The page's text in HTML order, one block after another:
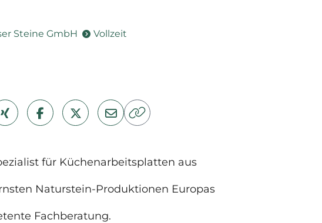
Steine GmbH Vollzeit
für Küchenarbeitsplatten aus
Naturstein-Produktionen Europas
Fachberatung.